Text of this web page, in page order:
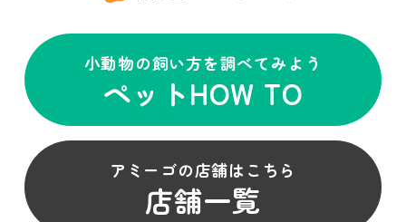
小動物の飼い方を調べてみよう
ペットHOW TO
アミーゴの店舗はこちら
店舗一覧